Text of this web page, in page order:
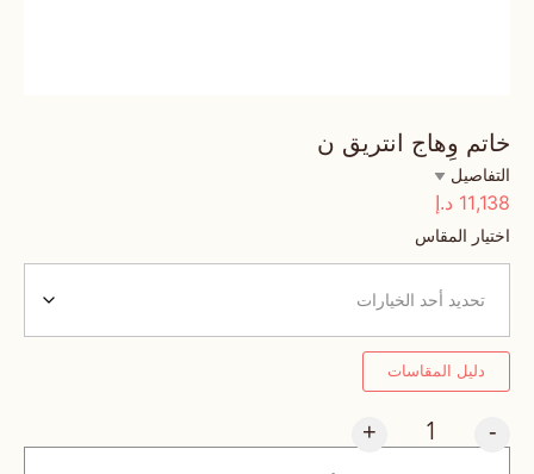
خاتم وِهاج انتريق ن
التفاصيل
11,138 د.إ
اختيار المقاس
دليل المقاسات
-
+